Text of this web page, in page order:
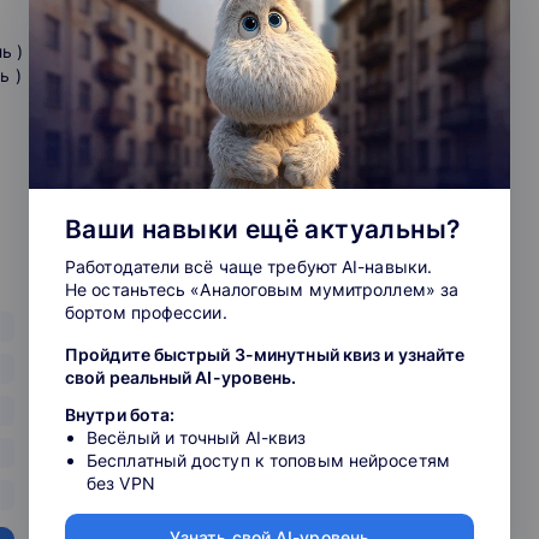
технологии обучения, сочетание классического
индивидуализации траектории обучения.
программ и курсов, которые
старейшего экономического вуза России
программам (1989 г.), сертификаты, а
)
)
Ваши навыки ещё актуальны?
Работодатели всё чаще требуют AI-навыки.
Не останьтесь «Аналоговым мумитроллем» за
бортом профессии.
Пройдите быстрый 3-минутный квиз и узнайте
свой реальный AI-уровень.
Внутри бота:
Весёлый и точный AI-квиз
Бесплатный доступ к топовым нейросетям
без VPN